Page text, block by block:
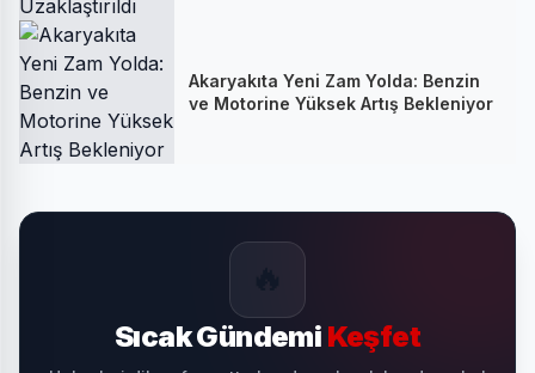
Akaryakıta Yeni Zam Yolda: Benzin
ve Motorine Yüksek Artış Bekleniyor
Sıcak Gündemi Keşfet